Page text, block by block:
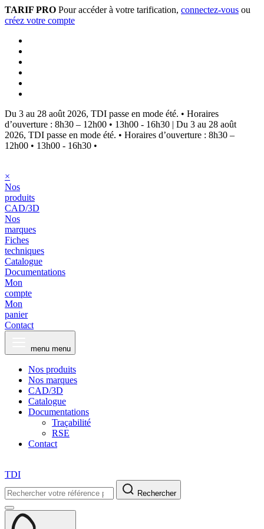
TARIF PRO Pour accéder à votre tarification, connectez-vous ou
créez votre compte
Du 3 au 28 août 2026, TDI passe en mode été. • Horaires
d’ouverture : 8h30 – 12h00 • 13h00 - 16h30 | Du 3 au 28 août
2026, TDI passe en mode été. • Horaires d’ouverture : 8h30 –
12h00 • 13h00 - 16h30 •
×
Nos
produits
CAD/3D
Nos
marques
Fiches
techniques
Catalogue
Documentations
Mon
compte
Mon
panier
Contact
menu menu
Nos produits
Nos marques
CAD/3D
Catalogue
Documentations
Traçabilité
RSE
Contact
TDI
Rechercher